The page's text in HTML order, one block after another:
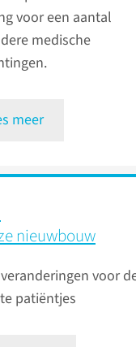
voor een aantal
medische
meer
nieuwbouw
voor
patiëntjes